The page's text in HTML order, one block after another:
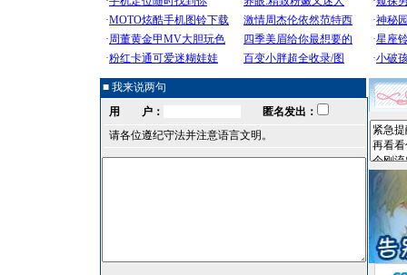
■ 我来说两句
用 户：
匿名发出：
请各位遵纪守法并注意语言文明。